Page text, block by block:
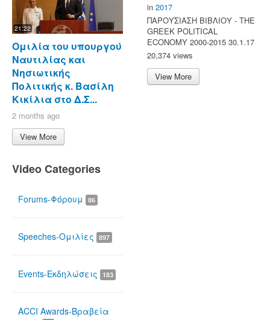
21:22
Ομιλία του υπουργού
Ναυτιλίας και
Νησιωτικής
Πολιτικής κ. Βασίλη
Κικίλια στο Δ.Σ...
2 months ago
View More
Video Categories
Forums-Φόρουμ 86
Speeches-Ομιλίες 897
Events-Εκδηλώσεις 183
ACCI Awards-Βραβεία
in 2017
ΠΑΡΟΥΣΙΑΣΗ ΒΙΒΛΙΟΥ - ΤΗΕ
GREEK POLITICAL
ECONOMY 2000-2015 30.1.17
20,374 views
View More